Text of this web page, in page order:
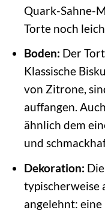
Quark-Sahne-
Torte noch
Boden: Der
Klassische
von Zitrone,
auffangen.
ähnlich dem
und
Dekoration:
typischerweise
angelehnt: